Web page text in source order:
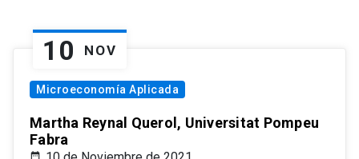
10 NOV
Microeconomía Aplicada
Martha Reynal Querol, Universitat Pompeu
Fabra